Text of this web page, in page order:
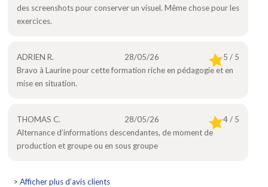
des screenshots pour conserver un visuel. Même chose pour les
exercices.
ADRIEN R. 28/05/26
5 / 5
Bravo à Laurine pour cette formation riche en pédagogie et en
mise en situation.
THOMAS C. 28/05/26
4 / 5
Alternance d’informations descendantes, de moment de
production et groupe ou en sous groupe
> Afficher plus d’avis clients